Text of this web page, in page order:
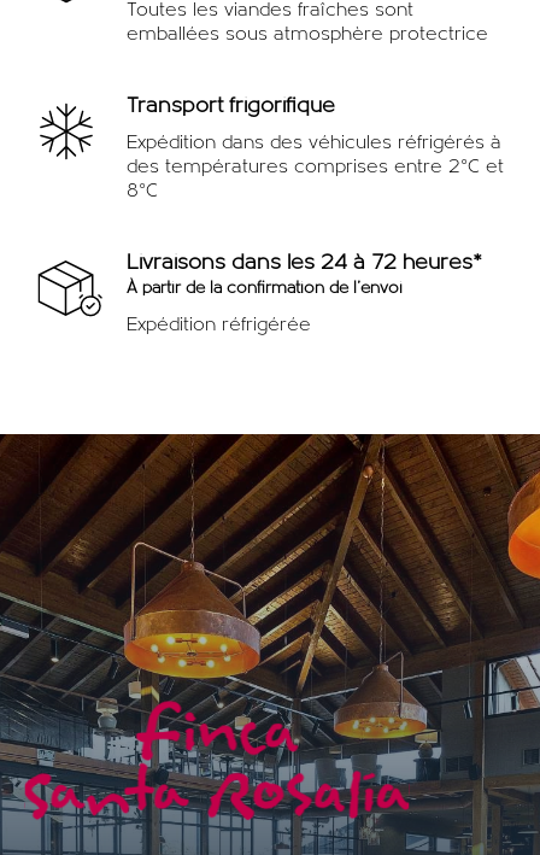
Toutes les viandes fraîches sont
emballées sous atmosphère protectrice
Transport frigorifique
Expédition dans des véhicules réfrigérés à
des températures comprises entre 2°C et
8°C
Livraisons dans les 24 à 72 heures*
À partir de la confirmation de l'envoi
Expédition réfrigérée